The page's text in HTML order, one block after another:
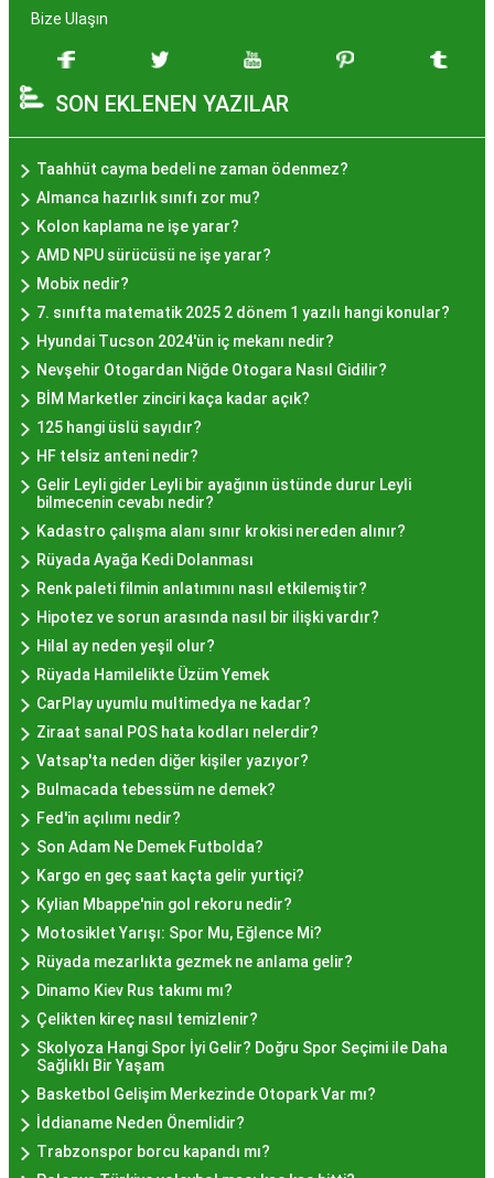
zenginleşmiştir. Hayır lokması, özel günlerde
hazırlanan ve lezzetiyle damaklarda unutulmaz
izler bırakan bir tatlıdır. İstanbul'da popüler
olmasının arkasında bu eşsiz lezzetin herkesi
cezbetmesi ve geleneksel dokunuşlarla
hazırlanması yatmaktadır.
Hayır Lokması İstanbul'da
Nerede Bulunur?
İstanbul genelinde birçok yerel işletme ve
pastane, hayır lokması sunmaktadır. Geleneksel
tatları sevenler için Sultanahmet, Eminönü, ve
Eyüp gibi tarihi semtlerdeki lokantalarda Hayır
Lokması deneyimi daha da özel olabilir. Ayrıca,
Beyoğlu, Kadıköy, ve Beşiktaş gibi modern
semtlerde de bu lezzeti bulabilirsiniz.
Hayır Lokması Fiyatları
İstanbul'da Nasıl?
Hayır lokması fiyatları İstanbul
mekanlara ve sunulan hizmete göre değişiklik
gösterir. Genellikle porsiyon bazında satılan hayır
lokmalarının fiyatları uygun olup, lezzetin
kalitesiyle uyumlu bir deneyim sunar. İstanbul'da
farklı mekanlarda çeşitli fiyat seçeneklerini
değerlendirerek, bütçenize uygun bir hayır lokması
bulabilirsiniz.
Hayır Lokması İstanbul
Deneyiminde Nelere Dikkat
Edilmeli?
İstanbul'da hayır lokması deneyimini daha özel
kılmak için birkaç öneri:
Geleneksel Mekanları Tercih Edin:
Tarihi
semtlerdeki geleneksel pastanelerde hayır
lokması deneyimi daha otantik olabilir.
Yerel Tavsiyelere Kulak Verin:İstanbul'da
Bize Ulaşın
SON EKLENEN YAZILAR
Taahhüt cayma bedeli ne zaman ödenmez?
Almanca hazırlık sınıfı zor mu?
Kolon kaplama ne işe yarar?
AMD NPU sürücüsü ne işe yarar?
Mobix nedir?
7. sınıfta matematik 2025 2 dönem 1 yazılı hangi konular?
Hyundai Tucson 2024'ün iç mekanı nedir?
Nevşehir Otogardan Niğde Otogara Nasıl Gidilir?
BİM Marketler zinciri kaça kadar açık?
125 hangi üslü sayıdır?
HF telsiz anteni nedir?
Gelir Leyli gider Leyli bir ayağının üstünde durur Leyli
bilmecenin cevabı nedir?
Kadastro çalışma alanı sınır krokisi nereden alınır?
Rüyada Ayağa Kedi Dolanması
Renk paleti filmin anlatımını nasıl etkilemiştir?
Hipotez ve sorun arasında nasıl bir ilişki vardır?
Hilal ay neden yeşil olur?
Rüyada Hamilelikte Üzüm Yemek
CarPlay uyumlu multimedya ne kadar?
Ziraat sanal POS hata kodları nelerdir?
Vatsap'ta neden diğer kişiler yazıyor?
Bulmacada tebessüm ne demek?
Fed'in açılımı nedir?
Son Adam Ne Demek Futbolda?
Kargo en geç saat kaçta gelir yurtiçi?
Kylian Mbappe'nin gol rekoru nedir?
Motosiklet Yarışı: Spor Mu, Eğlence Mi?
Rüyada mezarlıkta gezmek ne anlama gelir?
Dinamo Kiev Rus takımı mı?
Çelikten kireç nasıl temizlenir?
Skolyoza Hangi Spor İyi Gelir? Doğru Spor Seçimi ile Daha
Sağlıklı Bir Yaşam
Basketbol Gelişim Merkezinde Otopark Var mı?
İddianame Neden Önemlidir?
Trabzonspor borcu kapandı mı?